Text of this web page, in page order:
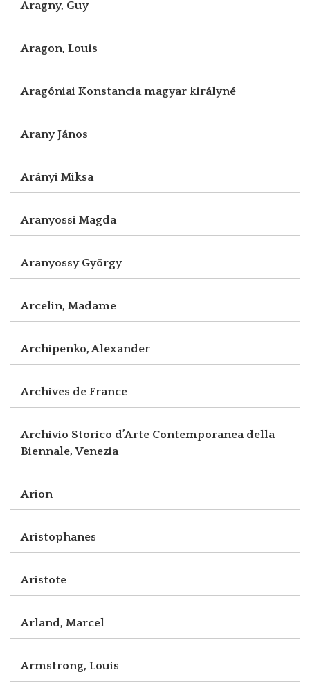
Aragny, Guy
Aragon, Louis
Aragóniai Konstancia magyar királyné
Arany János
Arányi Miksa
Aranyossi Magda
Aranyossy György
Arcelin, Madame
Archipenko, Alexander
Archives de France
Archivio Storico d’Arte Contemporanea della
Biennale, Venezia
Arion
Aristophanes
Aristote
Arland, Marcel
Armstrong, Louis